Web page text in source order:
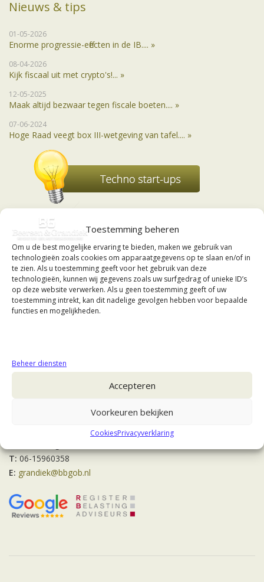
Toestemming beheren
Om u de best mogelijke ervaring te bieden, maken we gebruik van
technologieën zoals cookies om apparaatgegevens op te slaan en/of in
te zien. Als u toestemming geeft voor het gebruik van deze
technologieën, kunnen wij gegevens zoals uw surfgedrag of unieke ID’s
op deze website verwerken. Als u geen toestemming geeft of uw
toestemming intrekt, kan dit nadelige gevolgen hebben voor bepaalde
functies en mogelijkheden.
Beheer diensten
Accepteren
Voorkeuren bekijken
CookiesPrivacyverklaring
Nieuws & tips
01-05-2026
Enorme progressie-effecten in de IB.... »
08-04-2026
Kijk fiscaal uit met crypto's!... »
12-05-2025
Maak altijd bezwaar tegen fiscale boeten.... »
07-06-2024
Hoge Raad veegt box III-wetgeving van tafel.... »
T:06-15960358
E: grandiek@bbgob.nl